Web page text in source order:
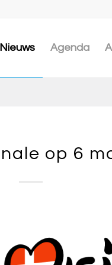
Nieuws Agenda
op 6